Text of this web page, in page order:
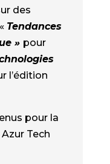
des
Tendances
» pour
l’édition
pour la
Tech